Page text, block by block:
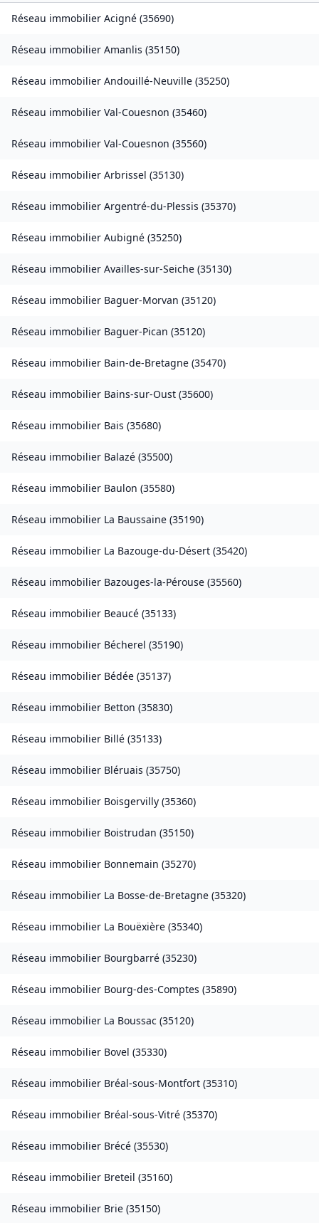
Réseau immobilier Acigné (35690)
Réseau immobilier Amanlis (35150)
Réseau immobilier Andouillé-Neuville (35250)
Réseau immobilier Val-Couesnon (35460)
Réseau immobilier Val-Couesnon (35560)
Réseau immobilier Arbrissel (35130)
Réseau immobilier Argentré-du-Plessis (35370)
Réseau immobilier Aubigné (35250)
Réseau immobilier Availles-sur-Seiche (35130)
Réseau immobilier Baguer-Morvan (35120)
Réseau immobilier Baguer-Pican (35120)
Réseau immobilier Bain-de-Bretagne (35470)
Réseau immobilier Bains-sur-Oust (35600)
Réseau immobilier Bais (35680)
Réseau immobilier Balazé (35500)
Réseau immobilier Baulon (35580)
Réseau immobilier La Baussaine (35190)
Réseau immobilier La Bazouge-du-Désert (35420)
Réseau immobilier Bazouges-la-Pérouse (35560)
Réseau immobilier Beaucé (35133)
Réseau immobilier Bécherel (35190)
Réseau immobilier Bédée (35137)
Réseau immobilier Betton (35830)
Réseau immobilier Billé (35133)
Réseau immobilier Bléruais (35750)
Réseau immobilier Boisgervilly (35360)
Réseau immobilier Boistrudan (35150)
Réseau immobilier Bonnemain (35270)
Réseau immobilier La Bosse-de-Bretagne (35320)
Réseau immobilier La Bouëxière (35340)
Réseau immobilier Bourgbarré (35230)
Réseau immobilier Bourg-des-Comptes (35890)
Réseau immobilier La Boussac (35120)
Réseau immobilier Bovel (35330)
Réseau immobilier Bréal-sous-Montfort (35310)
Réseau immobilier Bréal-sous-Vitré (35370)
Réseau immobilier Brécé (35530)
Réseau immobilier Breteil (35160)
Réseau immobilier Brie (35150)